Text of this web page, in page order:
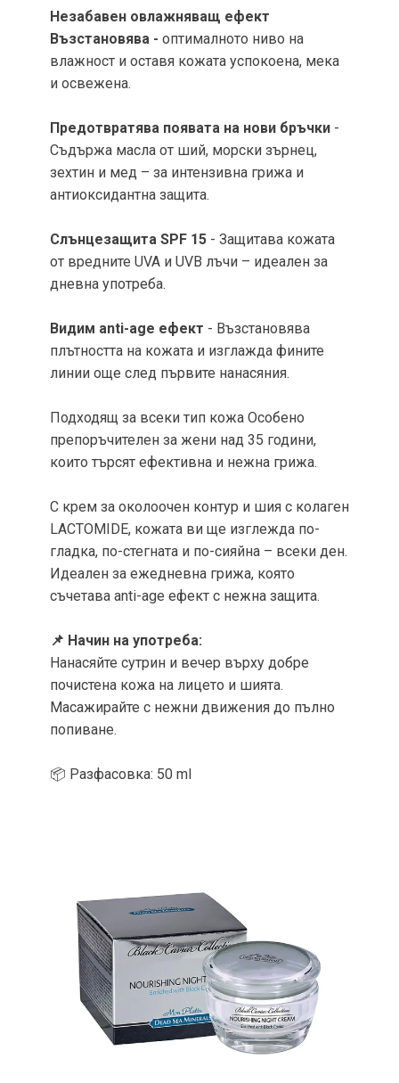
Незабавен овлажняващ ефект
Възстановява - оптималното ниво на
влажност и оставя кожата успокоена, мека
и освежена.
Предотвратява появата на нови бръчки -
Съдържа масла от ший, морски зърнец,
зехтин и мед – за интензивна грижа и
антиоксидантна защита.
Слънцезащита SPF 15 - Защитава кожата
от вредните UVA и UVB лъчи – идеален за
дневна употреба.
Видим anti-age ефект - Възстановява
плътността на кожата и изглажда фините
линии още след първите нанасяния.
Подходящ за всеки тип кожа Особено
препоръчителен за жени над 35 години,
които търсят ефективна и нежна грижа.
С крем за околоочен контур и шия с колаген
LACTOMIDE, кожата ви ще изглежда по-
гладка, по-стегната и по-сияйна – всеки ден.
Идеален за ежедневна грижа, която
съчетава anti-age ефект с нежна защита.
📌 Начин на употреба:
Нанасяйте сутрин и вечер върху добре
почистена кожа на лицето и шията.
Масажирайте с нежни движения до пълно
попиване.
📦 Разфасовка: 50 ml